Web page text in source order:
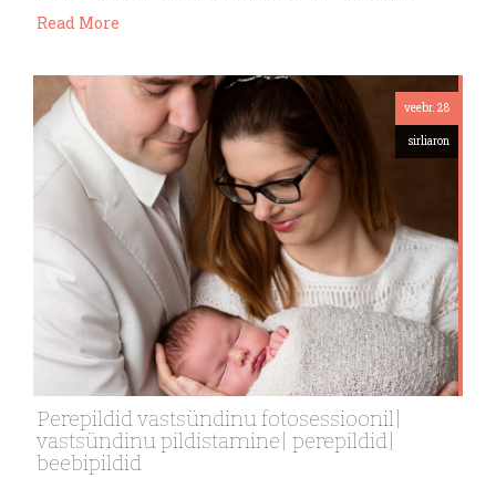
Read More
veebr. 28
sirliaron
Perepildid vastsündinu fotosessioonil|
vastsündinu pildistamine| perepildid|
beebipildid